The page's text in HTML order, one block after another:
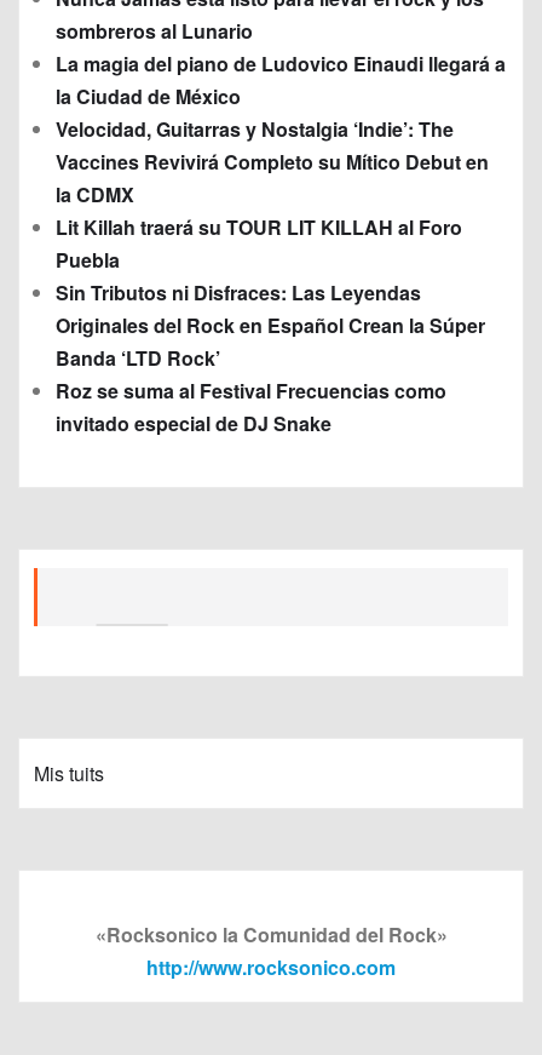
sombreros al Lunario
La magia del piano de Ludovico Einaudi llegará a
la Ciudad de México
Velocidad, Guitarras y Nostalgia ‘Indie’: The
Vaccines Revivirá Completo su Mítico Debut en
la CDMX
Lit Killah traerá su TOUR LIT KILLAH al Foro
Puebla
Sin Tributos ni Disfraces: Las Leyendas
Originales del Rock en Español Crean la Súper
Banda ‘LTD Rock’
Roz se suma al Festival Frecuencias como
invitado especial de DJ Snake
Mis tuits
«Rocksonico la Comunidad del Rock»
http://www.rocksonico.com